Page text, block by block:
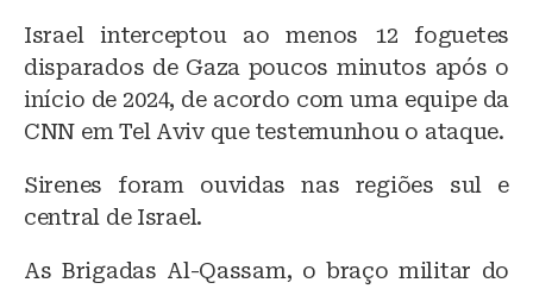
e
s
k
c
e
b
o
at
s
A
p
Israel interceptou ao menos 12 foguetes
disparados de Gaza poucos minutos após o
início de 2024, de acordo com uma equipe da
CNN em Tel Aviv que testemunhou o ataque.
Sirenes foram ouvidas nas regiões sul e
central de Israel.
As Brigadas Al-Qassam, o braço militar do